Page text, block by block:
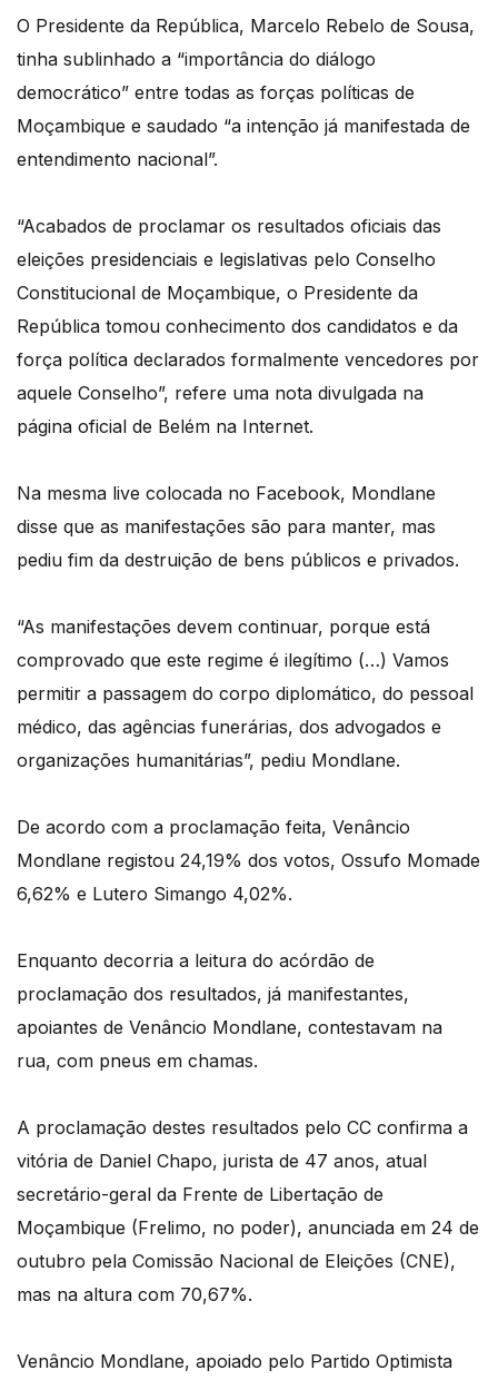
O Presidente da República, Marcelo Rebelo de Sousa,
tinha sublinhado a “importância do diálogo
democrático” entre todas as forças políticas de
Moçambique e saudado “a intenção já manifestada de
entendimento nacional”.
“Acabados de proclamar os resultados oficiais das
eleições presidenciais e legislativas pelo Conselho
Constitucional de Moçambique, o Presidente da
República tomou conhecimento dos candidatos e da
força política declarados formalmente vencedores por
aquele Conselho”, refere uma nota divulgada na
página oficial de Belém na Internet.
Na mesma live colocada no Facebook, Mondlane
disse que as manifestações são para manter, mas
pediu fim da destruição de bens públicos e privados.
“As manifestações devem continuar, porque está
comprovado que este regime é ilegítimo (…) Vamos
permitir a passagem do corpo diplomático, do pessoal
médico, das agências funerárias, dos advogados e
organizações humanitárias”, pediu Mondlane.
De acordo com a proclamação feita, Venâncio
Mondlane registou 24,19% dos votos, Ossufo Momade
6,62% e Lutero Simango 4,02%.
Enquanto decorria a leitura do acórdão de
proclamação dos resultados, já manifestantes,
apoiantes de Venâncio Mondlane, contestavam na
rua, com pneus em chamas.
A proclamação destes resultados pelo CC confirma a
vitória de Daniel Chapo, jurista de 47 anos, atual
secretário-geral da Frente de Libertação de
Moçambique (Frelimo, no poder), anunciada em 24 de
outubro pela Comissão Nacional de Eleições (CNE),
mas na altura com 70,67%.
Venâncio Mondlane, apoiado pelo Partido Optimista